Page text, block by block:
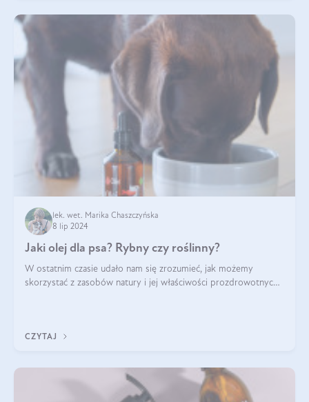
lek. wet. Marika Chaszczyńska
8 lip 2024
Jaki olej dla psa? Rybny czy roślinny?
W ostatnim czasie udało nam się zrozumieć, jak możemy
skorzystać z zasobów natury i jej właściwości prozdrowotnych,
CZYTAJ